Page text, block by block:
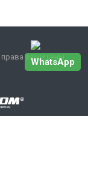
защищены.
WhatsApp